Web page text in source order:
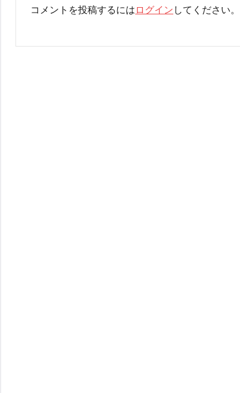
シ
コメントを投稿するには ログイン してください。